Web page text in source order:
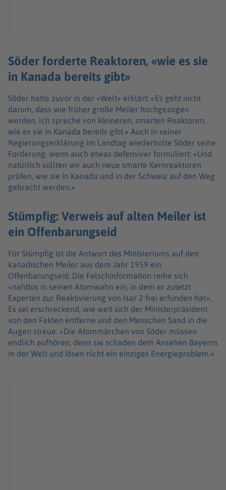
Söder forderte Reaktoren, «wie es sie
in Kanada bereits gibt»
Söder hatte zuvor in der «Welt» erklärt: «Es geht nicht
darum, dass wie früher große Meiler hochgezogen
werden. Ich spreche von kleineren, smarten Reaktoren,
wie es sie in Kanada bereits gibt.» Auch in seiner
Regierungserklärung im Landtag wiederholte Söder seine
Forderung, wenn auch etwas defensiver formuliert: «Und
natürlich sollten wir auch neue smarte Kernreaktoren
prüfen, wie sie in Kanada und in der Schweiz auf den Weg
gebracht werden.»
Stümpfig: Verweis auf alten Meiler ist
ein Offenbarungseid
Für Stümpfig ist die Antwort des Ministeriums auf den
kanadischen Meiler aus dem Jahr 1959 ein
Offenbarungseid. Die Falschinformation reihe sich
«nahtlos in seinen Atomwahn ein, in dem er zuletzt
Experten zur Reaktivierung von Isar 2 frei erfunden hat».
Es sei erschreckend, wie weit sich der Ministerpräsident
von den Fakten entferne und den Menschen Sand in die
Augen streue. «Die Atommärchen von Söder müssen
endlich aufhören, denn sie schaden dem Ansehen Bayerns
in der Welt und lösen nicht ein einziges Energieproblem.»